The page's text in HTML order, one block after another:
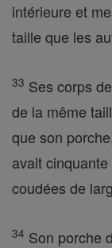
intérieure et
taille que les
33 Ses corps
de la même
que son
avait
coudées de
34 Son porche